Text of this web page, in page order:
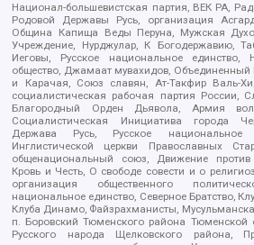
Национал-большевистская партия, ВЕК РА,
Родовой Державы Русь, организация
Община Капища Веды Перуна, Мужская
Учреждение, Нурджулар, К Богодержавию,
Иеговы, Русское национальное единство,
общество, Джамаат мувахидов,
и Карачая, Союз славян, Ат-Такфир Валь-
социалистическая рабочая партия России,
Благородный Орден Дьявола, Армия
Социалистическая Инициатива города
Держава Русь, Русское национальное
Инглистической церкви Православных
общенациональный союз, Движение
Кровь и Честь, О свободе совести и о
организация общественного
национальное единство, Северное Братство,
Клуба Динамо, Файзрахманисты,
п. Боровский Тюменского района Тюменской
Русского народа Щелковского района,